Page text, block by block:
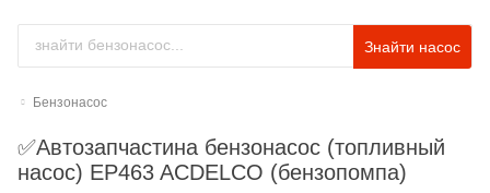
Знайти насос
Бензонасос
✅Автозапчастина бензонасос (топливный
насос) EP463 ACDELCO (бензопомпа)